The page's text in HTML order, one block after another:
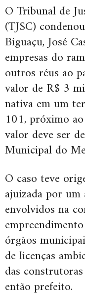
O Tribunal de
(TJSC)
Biguaçu, José
empresas do
outros réus ao
valor de R$ 3
nativa em um
101, próximo
valor deve ser
Municipal do
O caso teve
ajuizada por
envolvidos na
órgãos
de licenças
das
então prefeito.